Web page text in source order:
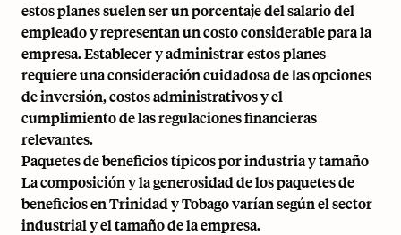
estos planes suelen ser un porcentaje del salario del
empleado y representan un costo considerable para la
empresa. Establecer y administrar estos planes
requiere una consideración cuidadosa de las opciones
de inversión, costos administrativos y el
cumplimiento de las regulaciones financieras
relevantes.
Paquetes de beneficios típicos por industria y tamaño
La composición y la generosidad de los paquetes de
beneficios en Trinidad y Tobago varían según el sector
industrial y el tamaño de la empresa.